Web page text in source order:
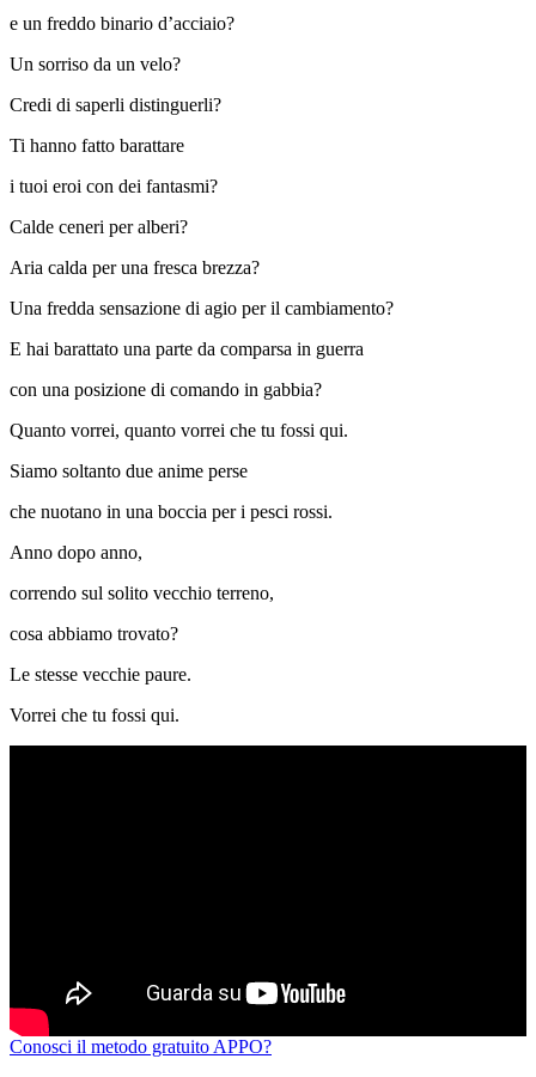
e un freddo binario d’acciaio?
Un sorriso da un velo?
Credi di saperli distinguerli?
Ti hanno fatto barattare
i tuoi eroi con dei fantasmi?
Calde ceneri per alberi?
Aria calda per una fresca brezza?
Una fredda sensazione di agio per il cambiamento?
E hai barattato una parte da comparsa in guerra
con una posizione di comando in gabbia?
Quanto vorrei, quanto vorrei che tu fossi qui.
Siamo soltanto due anime perse
che nuotano in una boccia per i pesci rossi.
Anno dopo anno,
correndo sul solito vecchio terreno,
cosa abbiamo trovato?
Le stesse vecchie paure.
Vorrei che tu fossi qui.
Conosci il metodo gratuito APPO?